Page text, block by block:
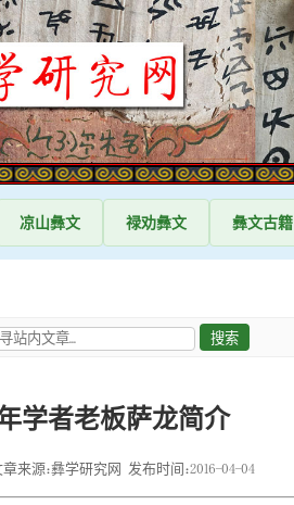
凉山彝文 禄劝彝文 彝文古籍
学者老板萨龙简介
章来源：彝学研究网 发布时间：2016-04-04